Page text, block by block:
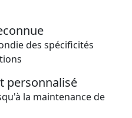
des spécificités
personnalisé
la maintenance de